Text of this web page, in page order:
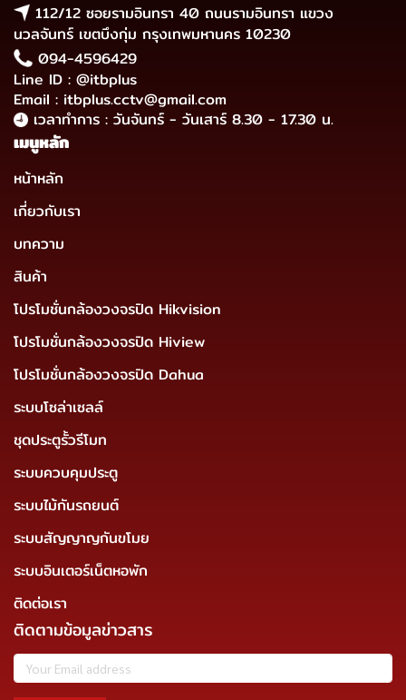
112/12 ซอยรามอินทรา 40 ถนนรามอินทรา แขวง
นวลจันทร์ เขตบึงกุ่ม กรุงเทพมหานคร 10230
094-4596429
Line ID : @itbplus
Email : itbplus.cctv@gmail.com
เวลาทำการ : วันจันทร์ - วันเสาร์ 8.30 - 17.30 น.
เมนูหลัก
หน้าหลัก
เกี่ยวกับเรา
บทความ
สินค้า
โปรโมชั่นกล้องวงจรปิด Hikvision
โปรโมชั่นกล้องวงจรปิด Hiview
โปรโมชั่นกล้องวงจรปิด Dahua
ระบบโซล่าเซลล์
ชุดประตูรั้วรีโมท
ระบบควบคุมประตู
ระบบไม้กันรถยนต์
ระบบสัญญาญกันขโมย
ระบบอินเตอร์เน็ตหอพัก
ติดต่อเรา
ติดตามข้อมูลข่าวสาร